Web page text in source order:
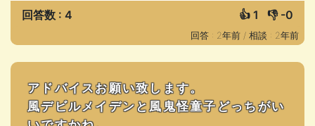
回答数 : 4 👍 1 👎 -0
回答 : 2年前 / 相談 : 2年前
アドバイスお願い致します。
風デビルメイデンと風鬼怪童子どっちがい